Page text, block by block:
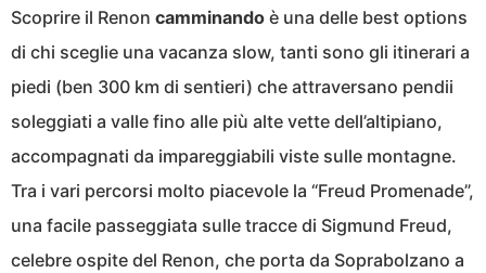
Scoprire il Renon camminando è una delle best options
di chi sceglie una vacanza slow, tanti sono gli itinerari a
piedi (ben 300 km di sentieri) che attraversano pendii
soleggiati a valle fino alle più alte vette dell’altipiano,
accompagnati da impareggiabili viste sulle montagne.
Tra i vari percorsi molto piacevole la “Freud Promenade”,
una facile passeggiata sulle tracce di Sigmund Freud,
celebre ospite del Renon, che porta da Soprabolzano a